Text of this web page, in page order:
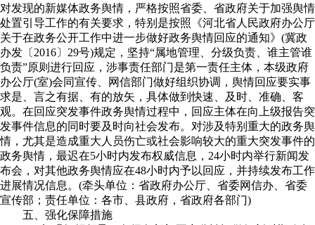
对发现的新媒体政务舆情，严格按照省委、省政府关于加强舆情
处置引导工作的有关要求，特别是按照《河北省人民政府办公厅
关于在政务公开工作中进一步做好政务舆情回应的通知》(冀政
办发〔2016〕29号)规定，坚持“属地管理、分级负责、谁主管谁
负责”原则进行回应，涉事责任部门是第一责任主体，本级政府
办公厅(室)会同宣传、网信部门做好组织协调，舆情回应要实事
求是、言之有据、有的放矢，具体做到快速、及时、准确、客
观。在回应突发事件政务舆情过程中，回应主体在向上级报告突
发事件信息的同时要及时向社会发布。对涉及特别重大的政务舆
情，尤其是造成重大人员伤亡或社会影响较大的重大突发事件的
政务舆情，最迟在5小时内发布权威信息，24小时内举行新闻发
布会，对其他政务舆情应在48小时内予以回应，并持续发布工作
进展情况信息。(牵头单位：省政府办公厅、省委网信办、省委
宣传部；责任单位：各市、县政府，省政府各部门)
五、强化保障措施